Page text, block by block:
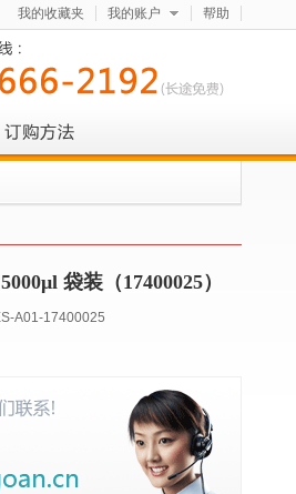
帮助
我的账户
我的收藏夹
袋装（17400025）
A01-17400025